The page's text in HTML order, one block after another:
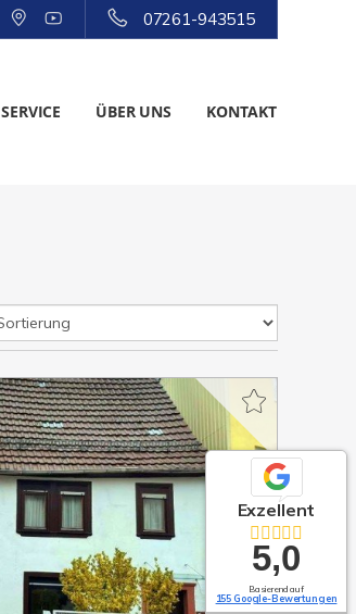
07261-943515
SERVICE ÜBER UNS KONTAKT
Exzellent
5,0
Basierend auf
155 Google-Bewertungen